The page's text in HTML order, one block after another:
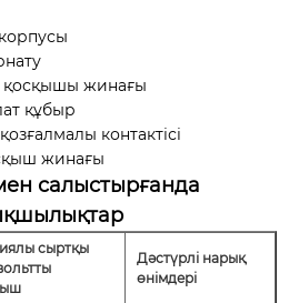
қосқышы жинағы
құбыр
контактісі
жинағы
салыстырғанда
сыртқы
Дәстүрлі нарық
өнімдері